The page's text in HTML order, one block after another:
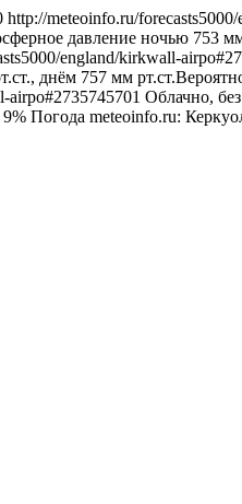
http://meteoinfo.ru/
давление ночью 753
england/kirkwall-
днём 757 мм
airpo#2735745701 Облачно,
9% Погода meteoinfo.ru: